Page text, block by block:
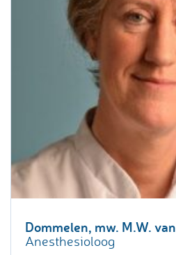
Dommelen, mw. M.W. van
Anesthesioloog